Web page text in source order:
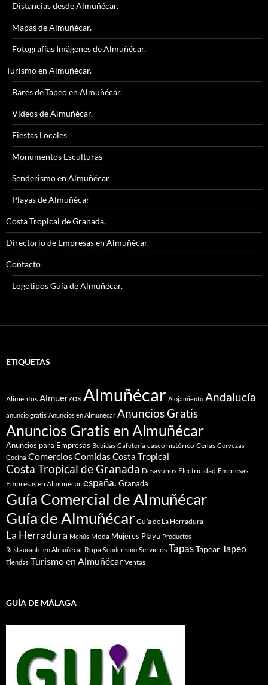
Distancias desde Almuñécar.
Mapas de Almuñécar.
Fotografías Imágenes de Almuñécar.
Turismo en Almuñécar.
Bares de Tapeo en Almuñécar.
Vídeos de Almuñécar.
Fiestas Locales
Monumentos Esculturas
Senderismo en Almuñécar
Playas de Almuñécar
Costa Tropical de Granada.
Directorio de Empresas en Almuñécar.
Contacto
Logotipos Guía de Almuñécar.
ETIQUETAS
Alimentos Almuerzos Almuñécar Alojamiento Andalucía
anuncio gratis Anuncios en Almuñécar Anuncios Gratis
Anuncios Gratis en Almuñécar
Anuncios para Empresas Bebidas Cafetería casco histórico Cenas Cervezas
Cocina ComerciosComidasCosta Tropical
Costa Tropical de Granada Desayunos Electricidad Empresas
Empresas en Almuñécar españa. Granada
Guía Comercial de Almuñécar
Guía de Almuñécar Guía de La Herradura
La Herradura Menús Moda Mujeres Playa Productos
Restaurante en Almuñécar Ropa Senderismo Servicios TapasTapearTapeo
Tiendas Turismo en Almuñécar Ventas
GUÍA DE MÁLAGA